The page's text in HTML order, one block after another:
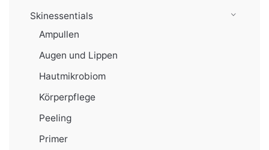
Skinessentials
Ampullen
Augen und Lippen
Hautmikrobiom
Körperpflege
Peeling
Primer